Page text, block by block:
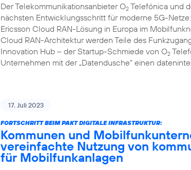
Der Telekommunikationsanbieter O2 Telefónica und
nächsten Entwicklungsschritt für moderne 5G-
Ericsson Cloud RAN-Lösung in Europa im
Cloud RAN-Architektur werden Teile des
Innovation Hub – der Startup-Schmiede von O2
Unternehmen mit der „Datendusche“ einen
17. Juli 2023
FORTSCHRITT BEIM PAKT DIGITALE INFRASTRUKTUR:
Kommunen und
vereinfachte Nutzung von
für Mobilfunkanlagen